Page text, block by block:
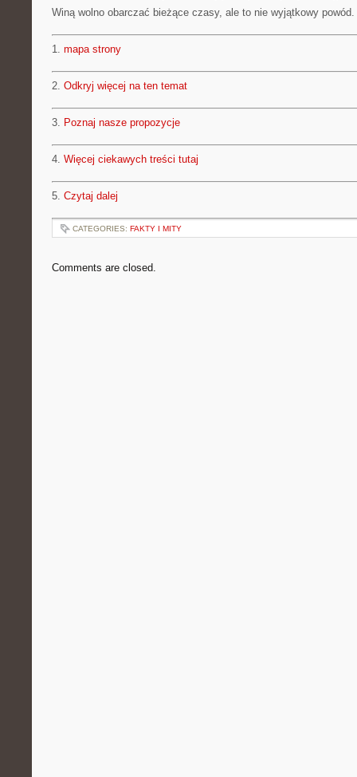
Winą wolno obarczać bieżące czasy, ale to nie wyjątkowy powód.
1. mapa strony
2. Odkryj więcej na ten temat
3. Poznaj nasze propozycje
4. Więcej ciekawych treści tutaj
5. Czytaj dalej
CATEGORIES: FAKTY I MITY
Comments are closed.